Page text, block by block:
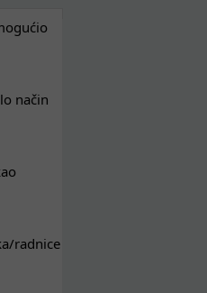
način
radnice